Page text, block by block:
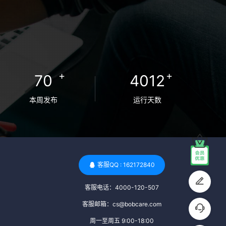
70 +
本周发布
4012 +
运行天数
客服QQ : 162172840
客服电话：4000-120-507
客服邮箱：cs@bobcare.com
周一至周五 9:00-18:00